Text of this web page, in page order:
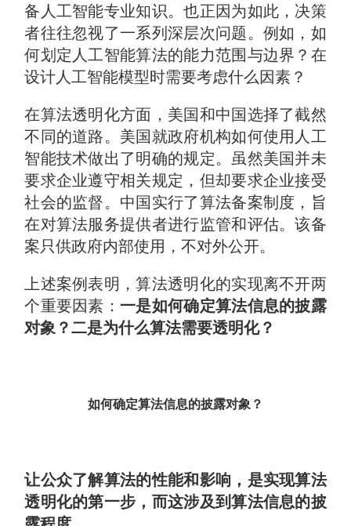
备人工智能专业知识。也正因为如此，决策
者往往忽视了一系列深层次问题。例如，如
何划定人工智能算法的能力范围与边界？在
设计人工智能模型时需要考虑什么因素？
在算法透明化方面，美国和中国选择了截然
不同的道路。美国就政府机构如何使用人工
智能技术做出了明确的规定。虽然美国并未
要求企业遵守相关规定，但却要求企业接受
社会的监督。中国实行了算法备案制度，旨
在对算法服务提供者进行监管和评估。该备
案只供政府内部使用，不对外公开。
上述案例表明，算法透明化的实现离不开两
个重要因素： 一是如何确定算法信息的披露
对象？二是为什么算法需要透明化？
如何确定算法信息的披露对象？
让公众了解算法的性能和影响，是实现算法
透明化的第一步， 而这涉及到算法信息的披